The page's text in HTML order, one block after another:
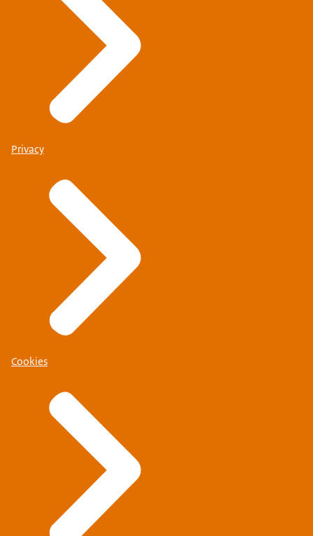
Privacy
Cookies